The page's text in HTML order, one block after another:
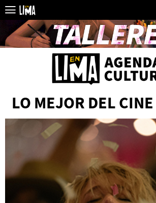
LO MEJOR DEL